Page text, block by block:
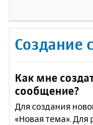
Создание
Как мне
сообщение?
Для создания
«Новая тема».